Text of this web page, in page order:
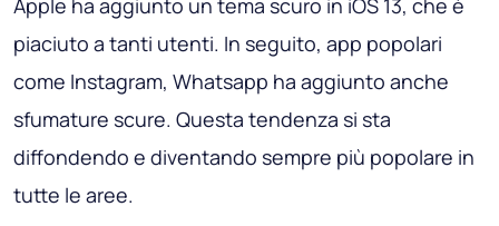
Apple ha aggiunto un tema scuro in iOS 13, che è
piaciuto a tanti utenti. In seguito, app popolari
come Instagram, Whatsapp ha aggiunto anche
sfumature scure. Questa tendenza si sta
diffondendo e diventando sempre più popolare in
tutte le aree.